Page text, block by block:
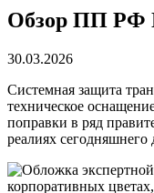
Обзор ПП РФ
30.03.2026
Системная защита
техническое
поправки в ряд
реалиях сегодняшнего